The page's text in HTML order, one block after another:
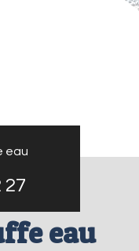
eau
27
eau